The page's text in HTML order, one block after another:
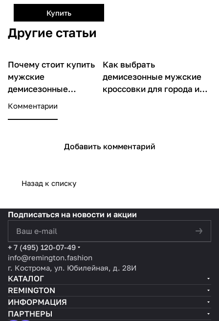
Купить
Другие статьи
О товарах
Почему стоит купить
мужские
демисезонные
кроссовки Remington
Terrain Green уже
О товарах
Как выбрать
демисезонные мужские
кроссовки для города и
Комментарии
Добавить комментарий
Назад к списку
Подписаться на новости и акции
+ 7 (495) 120-07-49
info@remington.fashion
г. Кострома, ул. Юбилейная, д. 28И
КАТАЛОГ
REMINGTON
ИНФОРМАЦИЯ
ПАРТНЕРЫ